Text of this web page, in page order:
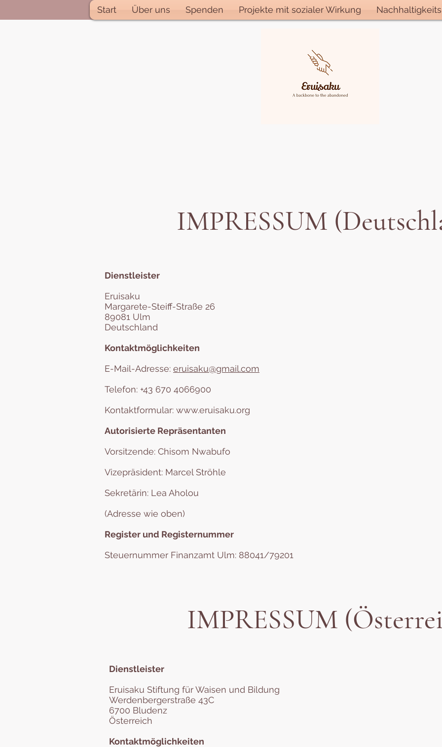
Start Über uns Spenden Projekte mit sozialer Wirkung
IMPRESSUM
Dienstleister
Eruisaku
Margarete-Steiff-Straße 26
89081 Ulm
Deutschland
Kontaktmöglichkeiten
E-Mail-Adresse: eruisaku@gmail.com
Telefon: +43 670 4066900
Kontaktformular: www.eruisaku.org
Autorisierte Repräsentanten
Vorsitzende: Chisom Nwabufo
Vizepräsident: Marcel Ströhle
Sekretärin: Lea Aholou
(Adresse wie oben)
Register und Registernummer
Steuernummer Finanzamt Ulm: 88041/79201
IMPRESSUM
Dienstleister
Eruisaku Stiftung für Waisen und Bildung
Werdenbergerstraße 43C
6700 Bludenz
Österreich
Kontaktmöglichkeiten